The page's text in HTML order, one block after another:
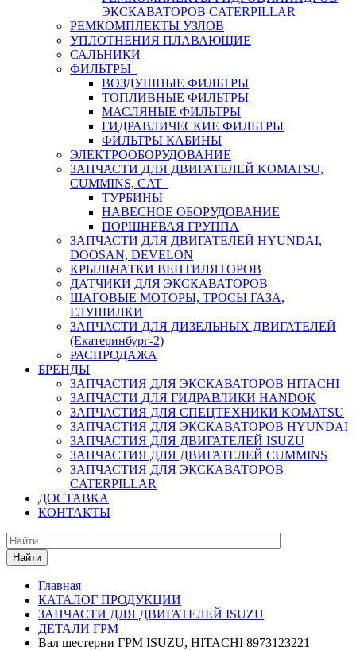
ЭКСКАВАТОРОВ CATERPILLAR
РЕМКОМПЛЕКТЫ УЗЛОВ
УПЛОТНЕНИЯ ПЛАВАЮЩИЕ
САЛЬНИКИ
ФИЛЬТРЫ
ВОЗДУШНЫЕ ФИЛЬТРЫ
ТОПЛИВНЫЕ ФИЛЬТРЫ
МАСЛЯНЫЕ ФИЛЬТРЫ
ГИДРАВЛИЧЕСКИЕ ФИЛЬТРЫ
ФИЛЬТРЫ КАБИНЫ
ЭЛЕКТРООБОРУДОВАНИЕ
ЗАПЧАСТИ ДЛЯ ДВИГАТЕЛЕЙ KOMATSU,
CUMMINS, CAT
ТУРБИНЫ
НАВЕСНОЕ ОБОРУДОВАНИЕ
ПОРШНЕВАЯ ГРУППА
ЗАПЧАСТИ ДЛЯ ДВИГАТЕЛЕЙ HYUNDAI,
DOOSAN, DEVELON
КРЫЛЬЧАТКИ ВЕНТИЛЯТОРОВ
ДАТЧИКИ ДЛЯ ЭКСКАВАТОРОВ
ШАГОВЫЕ МОТОРЫ, ТРОСЫ ГАЗА,
ГЛУШИЛКИ
ЗАПЧАСТИ ДЛЯ ДИЗЕЛЬНЫХ ДВИГАТЕЛЕЙ
(Екатеринбург-2)
РАСПРОДАЖА
БРЕНДЫ
ЗАПЧАСТИЯ ДЛЯ ЭКСКАВАТОРОВ HITACHI
ЗАПЧАСТИ ДЛЯ ГИДРАВЛИКИ HANDOK
ЗАПЧАСТИЯ ДЛЯ СПЕЦТЕХНИКИ KOMATSU
ЗАПЧАСТИЯ ДЛЯ ЭКСКАВАТОРОВ HYUNDAI
ЗАПЧАСТИЯ ДЛЯ ДВИГАТЕЛЕЙ ISUZU
ЗАПЧАСТИЯ ДЛЯ ДВИГАТЕЛЕЙ CUMMINS
ЗАПЧАСТИЯ ДЛЯ ЭКСКАВАТОРОВ
CATERPILLAR
ДОСТАВКА
КОНТАКТЫ
Найти
Главная
КАТАЛОГ ПРОДУКЦИИ
ЗАПЧАСТИ ДЛЯ ДВИГАТЕЛЕЙ ISUZU
ДЕТАЛИ ГРМ
Вал шестерни ГРМ ISUZU, HITACHI 8973123221